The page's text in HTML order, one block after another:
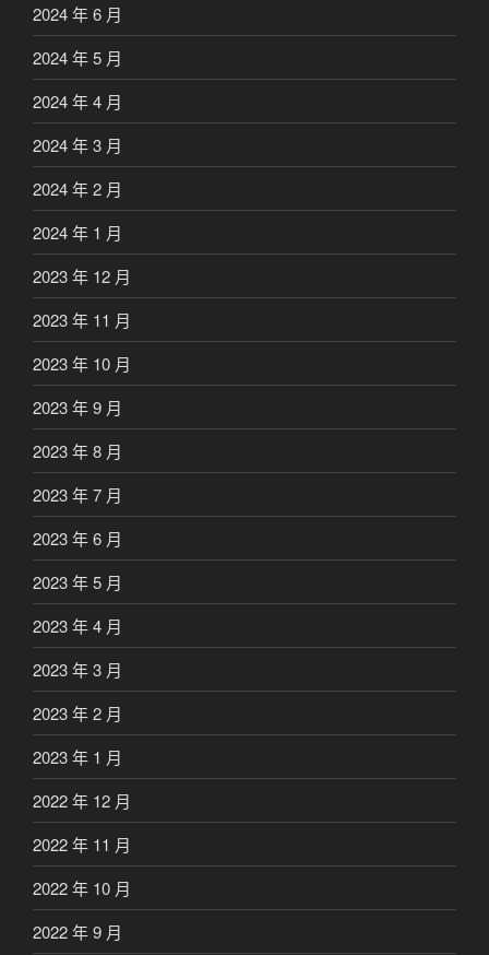
2024 年 6 月
2024 年 5 月
2024 年 4 月
2024 年 3 月
2024 年 2 月
2024 年 1 月
2023 年 12 月
2023 年 11 月
2023 年 10 月
2023 年 9 月
2023 年 8 月
2023 年 7 月
2023 年 6 月
2023 年 5 月
2023 年 4 月
2023 年 3 月
2023 年 2 月
2023 年 1 月
2022 年 12 月
2022 年 11 月
2022 年 10 月
2022 年 9 月